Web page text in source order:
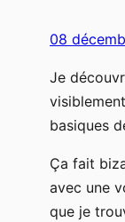
08
Je
basiques
Ça fait
avec une
que je